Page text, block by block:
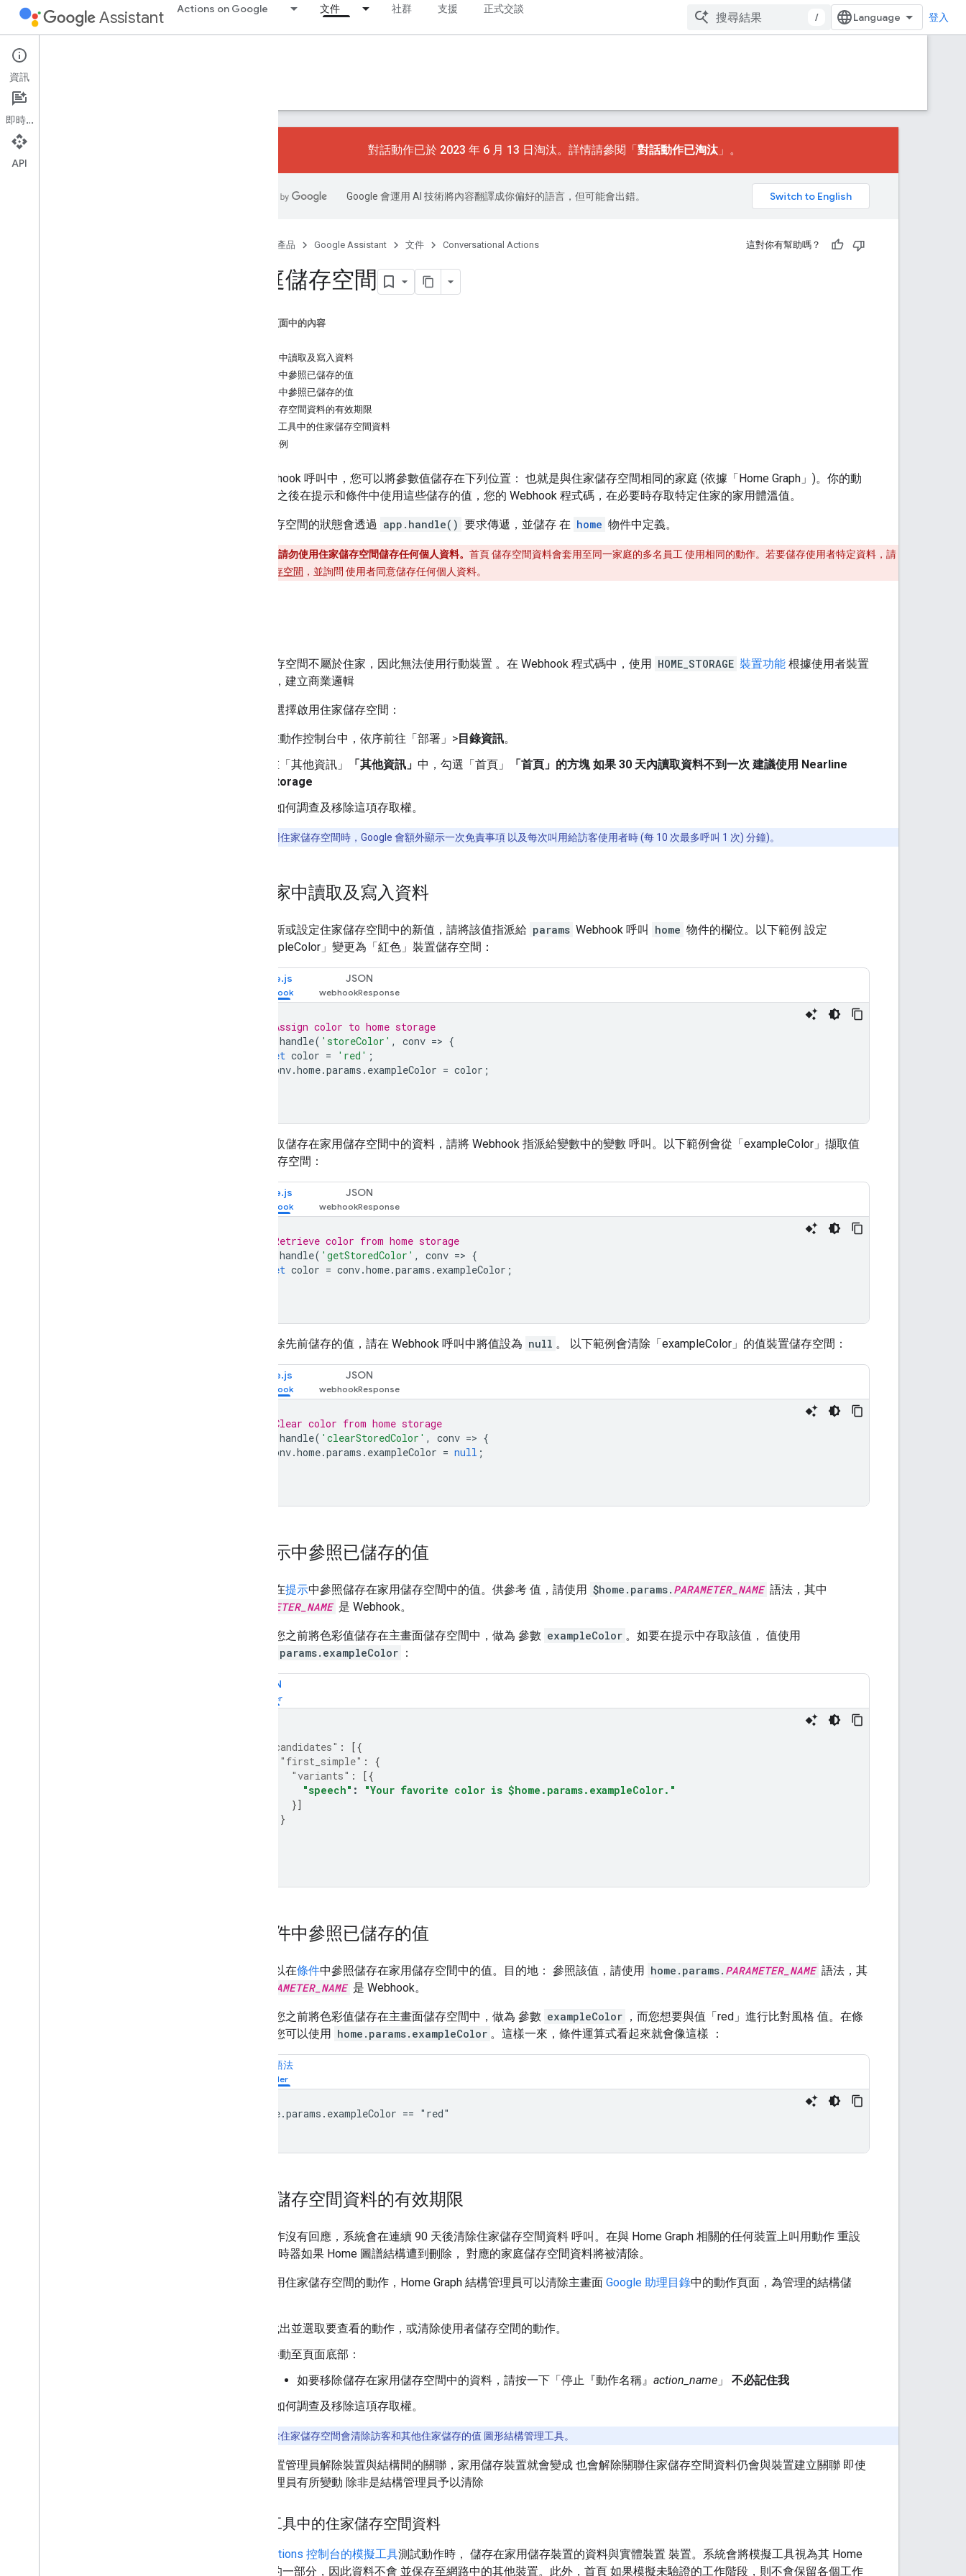
Assistant Actions on Google 文件 社群 支援 正式交談
/ 登入
Conversational Actions
指南
對話動作已於 2023 年 6 月 13 日淘汰。詳情請參閱「對話動作已淘汰 」。
Google 會運用 AI 技術將內容翻譯成你偏好的語言，但可能會出錯。
產品 Google Assistant 文件 Conversational Actions 這對你有幫助嗎？
家庭儲存空間
這個頁面中的內容
在住家中讀取及寫入資料
在提示中參照已儲存的值
在條件中參照已儲存的值
住家儲存空間資料的有效期限
模擬工具中的住家儲存空間資料
互動範例
在 Webhook 呼叫中，您可以將參數值儲存在下列位置： 也就是與住家儲存空間相同的家庭 (依據「Home Graph」 )。你的動
作可以 之後在提示和條件中使用這些儲存的值，您的 Webhook 程式碼，在必要時存取特定住家的家用體溫值。
家用儲存空間的狀態會透過 app.handle() 要求傳遞，並儲存 在 home 物件中定義。
重要事項：請勿使用住家儲存空間儲存任何個人資料。 首頁 儲存空間資料會套用至同一家庭的多名員工 使用相同的動作。若要儲存使用者特定資料，請
使用者儲存空間 ，並詢問 使用者同意儲存任何個人資料。
家用儲存空間不屬於住家，因此無法使用行動裝置 。在 Webhook 程式碼中，使用 HOME_STORAGE 裝置功能 根據使用者裝置
的功能，建立商業邏輯
您必須選擇啟用住家儲存空間：
在動作控制台中，依序前往「部署」 >目錄資訊。
在「其他資訊」
「其他資訊」 中，勾選「首頁」
「首頁」的方塊 如果 30 天內讀取資料不到一次 建議使用 Nearline
Storage
，瞭解如何調查及移除這項存取權。
使用住家儲存空間時，Google 會額外顯示一次免責事項 以及每次叫用給訪客使用者時 (每 10 次最多呼叫 1 次) 分鐘)。
在住家中讀取及寫入資料
如要更新或設定住家儲存空間中的新值，請將該值指派給 params Webhook 呼叫 home 物件的欄位。以下範例 設定
「exampleColor」變更為「紅色」裝置儲存空間：
Node.js JSON
// Assign color to home storage
handle( 'storeColor' , conv => {
let color = 'red' ;
conv.home.params . exampleColor = color ;
如要存取儲存在家用儲存空間中的資料，請將 Webhook 指派給變數中的變數 呼叫。以下範例會從「exampleColor」擷取值
在家 儲存空間：
Node.js JSON
// Retrieve color from home storage
handle( 'getStoredColor' , conv => {
let color = conv.home.params . exampleColor ;
如要清除先前儲存的值，請在 Webhook 呼叫中將值設為 null 。 以下範例會清除「exampleColor」的值裝置儲存空間：
Node.js JSON
// Clear color from home storage
handle( 'clearStoredColor' , conv => {
conv.home.params . exampleColor = null ;
在提示中參照已儲存的值
您可以在提示中參照儲存在家用儲存空間中的值。供參考 值，請使用 $home.params. PARAMETER_NAME 語法，其中
PARAMETER_NAME 是 Webhook。
例如，您之前將色彩值儲存在主畫面儲存空間中，做為 參數 exampleColor 。如要在提示中存取該值， 值使用
$home.params.exampleColor ：
JSON
"candidates" :
[{
"first_simple" :
{
"variants" :
[{
"speech" :
"Your favorite color is $home.params.exampleColor."
}]
}
在條件中參照已儲存的值
您也可以在條件中參照儲存在家用儲存空間中的值。目的地： 參照該值，請使用 home.params. PARAMETER_NAME 語法，其
PARAMETER_NAME 是 Webhook。
例如，您之前將色彩值儲存在主畫面儲存空間中，做為 參數 exampleColor ，而您想要與值「red」進行比對風格 值。在條
件中，您可以使用 home.params.exampleColor 。這樣一來，條件運算式看起來就會像這樣 ：
條件語法
home.params.exampleColor == "red"
住家儲存空間資料的有效期限
如果動作沒有回應，系統會在連續 90 天後清除住家儲存空間資料 呼叫。在與 Home Graph 相關的任何裝置上叫用動作 重設
90 天計時器如果 Home 圖譜結構遭到刪除， 對應的家庭儲存空間資料將被清除。
針對使用住家儲存空間的動作，Home Graph 結構管理員可以清除主畫面 Google 助理目錄中的動作頁面，為管理的結構儲
找出並選取要查看的動作，或清除使用者儲存空間的動作。
捲動至頁面底部：
如要移除儲存在家用儲存空間中的資料，請按一下「停止『動作名稱』 action_name 」
不必記住我
，瞭解如何調查及移除這項存取權。
清除住家儲存空間會清除訪客和其他住家儲存的值 圖形結構管理工具。
如果裝置管理員解除裝置與結構間的關聯，家用儲存裝置就會變成 也會解除關聯住家儲存空間資料仍會與裝置建立關聯 即使
結構管理員有所變動 除非是結構管理員予以清除
模擬工具中的住家儲存空間資料
Actions 控制台的模擬工具測試動作時， 儲存在家用儲存裝置的資料與實體裝置 裝置。系統會將模擬工具視為其 Home
Graph 的一部分，因此資料不會 並保存至網路中的其他裝置。此外，首頁 如果模擬未驗證的工作階段，則不會保留各個工作
資訊
即時通訊
API